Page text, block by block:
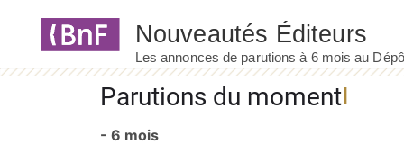
Parutions du moment
- 6 mois